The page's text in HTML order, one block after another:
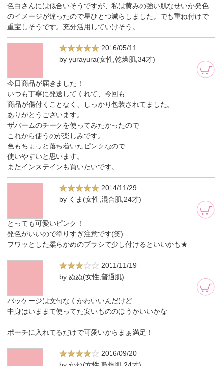
色白さんには似合いそうですが、私は黄みの強い肌なせいか発色
のイメージが違ったので星ひとつ減らしました。でも重ね付けで
重宝しそうです。充分活用していけそう。
2016/05/11
by yurayura(女性,乾燥肌,34才)
今日商品が届きました！
いつも丁寧に発送してくれて、今回も
商品が傷付くことなく、しっかり包装されてました。
ありがとうございます。
ザバームのチークを使ってみたかったので
これから使うのが楽しみです。
色もちょっと落ち着いたピンクなので
使いやすいと思います。
またインステインも買いたいです。
2014/11/29
by くま(女性,混合肌,24才)
とっても可愛いピンク！
発色がいいので塗りすぎ注意です(笑)
フワッとした柔らかめのブラシで少し付けるといいかも★
2011/11/19
by ぬぬ(女性,普通肌)
パッケージは文句なくかわいいんだけど
中身はいままて使ってた安いもののほうかいいかな
ポーチに入れてるだけで可愛いからまぁ満足！
2016/09/20